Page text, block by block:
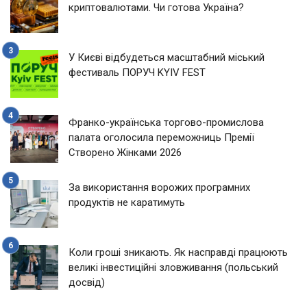
криптовалютами. Чи готова Україна?
У Києві відбудеться масштабний міський
фестиваль ПОРУЧ KYIV FEST
Франко-українська торгово-промислова
палата оголосила переможниць Премії
Створено Жінками 2026
За використання ворожих програмних
продуктів не каратимуть
Коли гроші зникають. Як насправді працюють
великі інвестиційні зловживання (польський
досвід)